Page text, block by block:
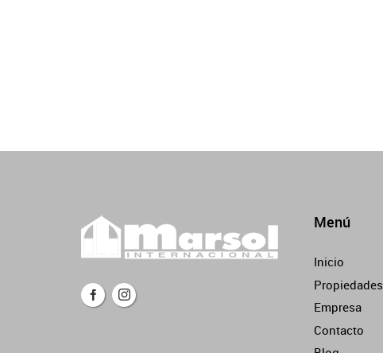
Menú
Inicio
Propiedades
Empresa
Contacto